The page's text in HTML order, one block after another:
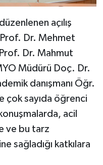
açılış
Dr. Mehmet
Prof. Dr. Mahmut
Müdürü Doç. Dr.
danışmanı Öğr.
çok sayıda öğrenci
acil
ve bu tarz
sağladığı katkılara